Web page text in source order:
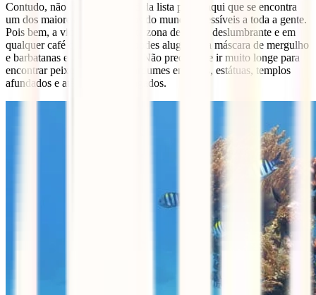
Contudo, não risques já Amed da lista pois é aqui que se encontra
um dos maiores aquários vivos do mundo, acessíveis a toda a gente.
Pois bem, a vida marinha nesta zona de Bali é deslumbrante e em
qualquer café ou restaurante podes alugar uma máscara de mergulho
e barbatanas e fazer-te ao mar. Não precisas de ir muito longe para
encontrar peixes coloridos, cardumes enormes, estátuas, templos
afundados e até barcos naufragados.